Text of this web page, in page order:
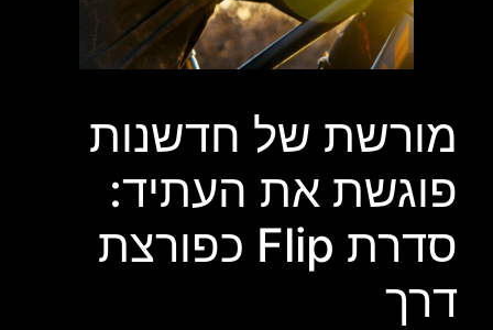
מורשת של חדשנות
פוגשת את העתיד:
סדרת Flip כפורצת
דרך